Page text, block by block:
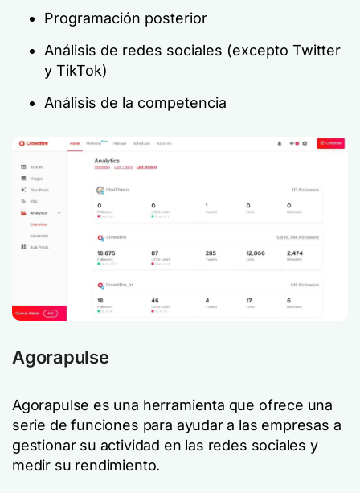
Programación posterior
Análisis de redes sociales (excepto Twitter
y TikTok)
Análisis de la competencia
Agorapulse
Agorapulse es una herramienta que ofrece una
serie de funciones para ayudar a las empresas a
gestionar su actividad en las redes sociales y
medir su rendimiento.